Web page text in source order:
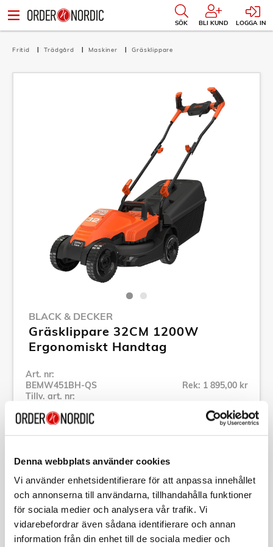
Denna webbplats använder cookies
Vi använder enhetsidentifierare för att anpassa innehållet
och annonserna till användarna, tillhandahålla funktioner
för sociala medier och analysera vår trafik. Vi
vidarebefordrar även sådana identifierare och annan
information från din enhet till de sociala medier och
SÖK BLI KUND LOGGA IN
Fritid Trädgård Maskiner Gräsklippare
BLACK & DECKER
Gräsklippare 32CM 1200W
Ergonomiskt Handtag
Art. nr:
BEMW451BH-QS
Tillv. art. nr:
Rek: 1 895,00 kr
Se alla produkter inom Black & Decker
Beskrivning
Art. nr:BEMW451BH-QS